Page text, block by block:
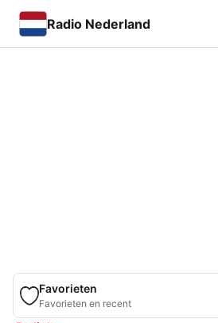
Radio Nederland
Favorieten
Favorieten en recent